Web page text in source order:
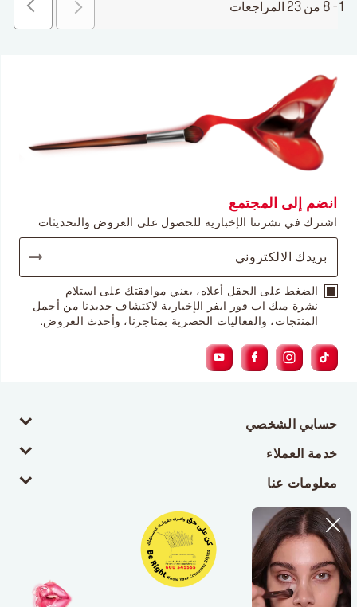
1 - 8 من 23 المراجعات
انضم إلى المجتمع
اشترك في نشرتنا الإخبارية للحصول على العروض والتحديثات
الضغط على الحقل أعلاه، يعني موافقتك على استلام
نشرة ميك اب فور ايفر الإخبارية لاكتشاف جديدنا من أجمل
المنتجات، والفعاليات الحصرية بمتاجرنا، وأحدث العروض.
حسابي الشخصي
خدمة العملاء
معلومات عنا